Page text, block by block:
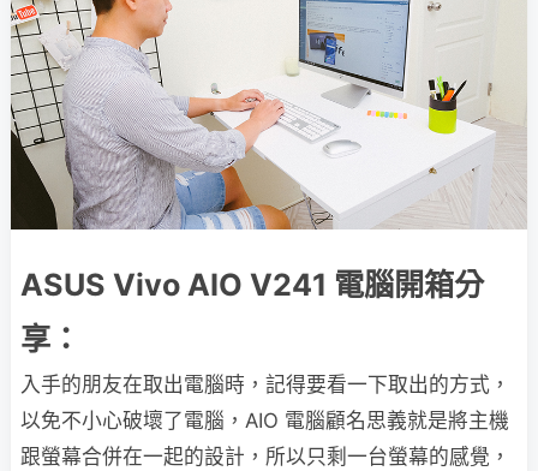
ASUS Vivo AIO V241 電腦開箱分
享：
入手的朋友在取出電腦時，記得要看一下取出的方式，
以免不小心破壞了電腦，AIO 電腦顧名思義就是將主機
跟螢幕合併在一起的設計，所以只剩一台螢幕的感覺，